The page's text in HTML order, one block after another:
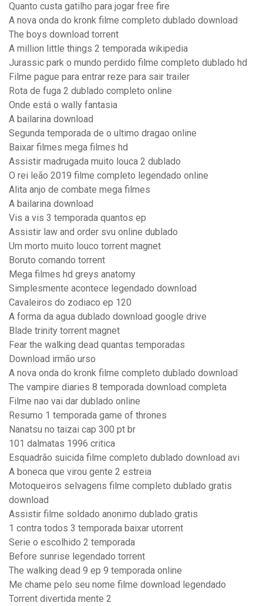
Quanto custa gatilho para jogar free fire
A nova onda do kronk filme completo dublado download
The boys download torrent
A million little things 2 temporada wikipedia
Jurassic park o mundo perdido filme completo dublado hd
Filme pague para entrar reze para sair trailer
Rota de fuga 2 dublado completo online
Onde está o wally fantasia
A bailarina download
Segunda temporada de o ultimo dragao online
Baixar filmes mega filmes hd
Assistir madrugada muito louca 2 dublado
O rei leão 2019 filme completo legendado online
Alita anjo de combate mega filmes
A bailarina download
Vis a vis 3 temporada quantos ep
Assistir law and order svu online dublado
Um morto muito louco torrent magnet
Boruto comando torrent
Mega filmes hd greys anatomy
Simplesmente acontece legendado download
Cavaleiros do zodiaco ep 120
A forma da agua dublado download google drive
Blade trinity torrent magnet
Fear the walking dead quantas temporadas
Download irmão urso
A nova onda do kronk filme completo dublado download
The vampire diaries 8 temporada download completa
Filme nao vai dar dublado online
Resumo 1 temporada game of thrones
Nanatsu no taizai cap 300 pt br
101 dalmatas 1996 critica
Esquadrão suicida filme completo dublado download avi
A boneca que virou gente 2 estreia
Motoqueiros selvagens filme completo dublado gratis
download
Assistir filme soldado anonimo dublado gratis
1 contra todos 3 temporada baixar utorrent
Serie o escolhido 2 temporada
Before sunrise legendado torrent
The walking dead 9 ep 9 temporada online
Me chame pelo seu nome filme download legendado
Torrent divertida mente 2